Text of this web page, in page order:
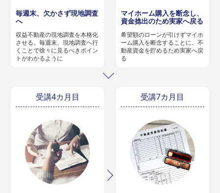
毎週末、欠かさず現地調査
へ
収益不動産の現地調査を本格化
させる。毎週末、現地調査へ行
くことで徐々に見るべきポイン
トがわかるように
マイホーム購入を断念し、
資金捻出のため実家へ戻る
希望額のローンが引けずマイホ
ーム購入を断念することに。不
動産資金を貯めるため実家へ戻
る
受講4カ月目 受講7カ月目